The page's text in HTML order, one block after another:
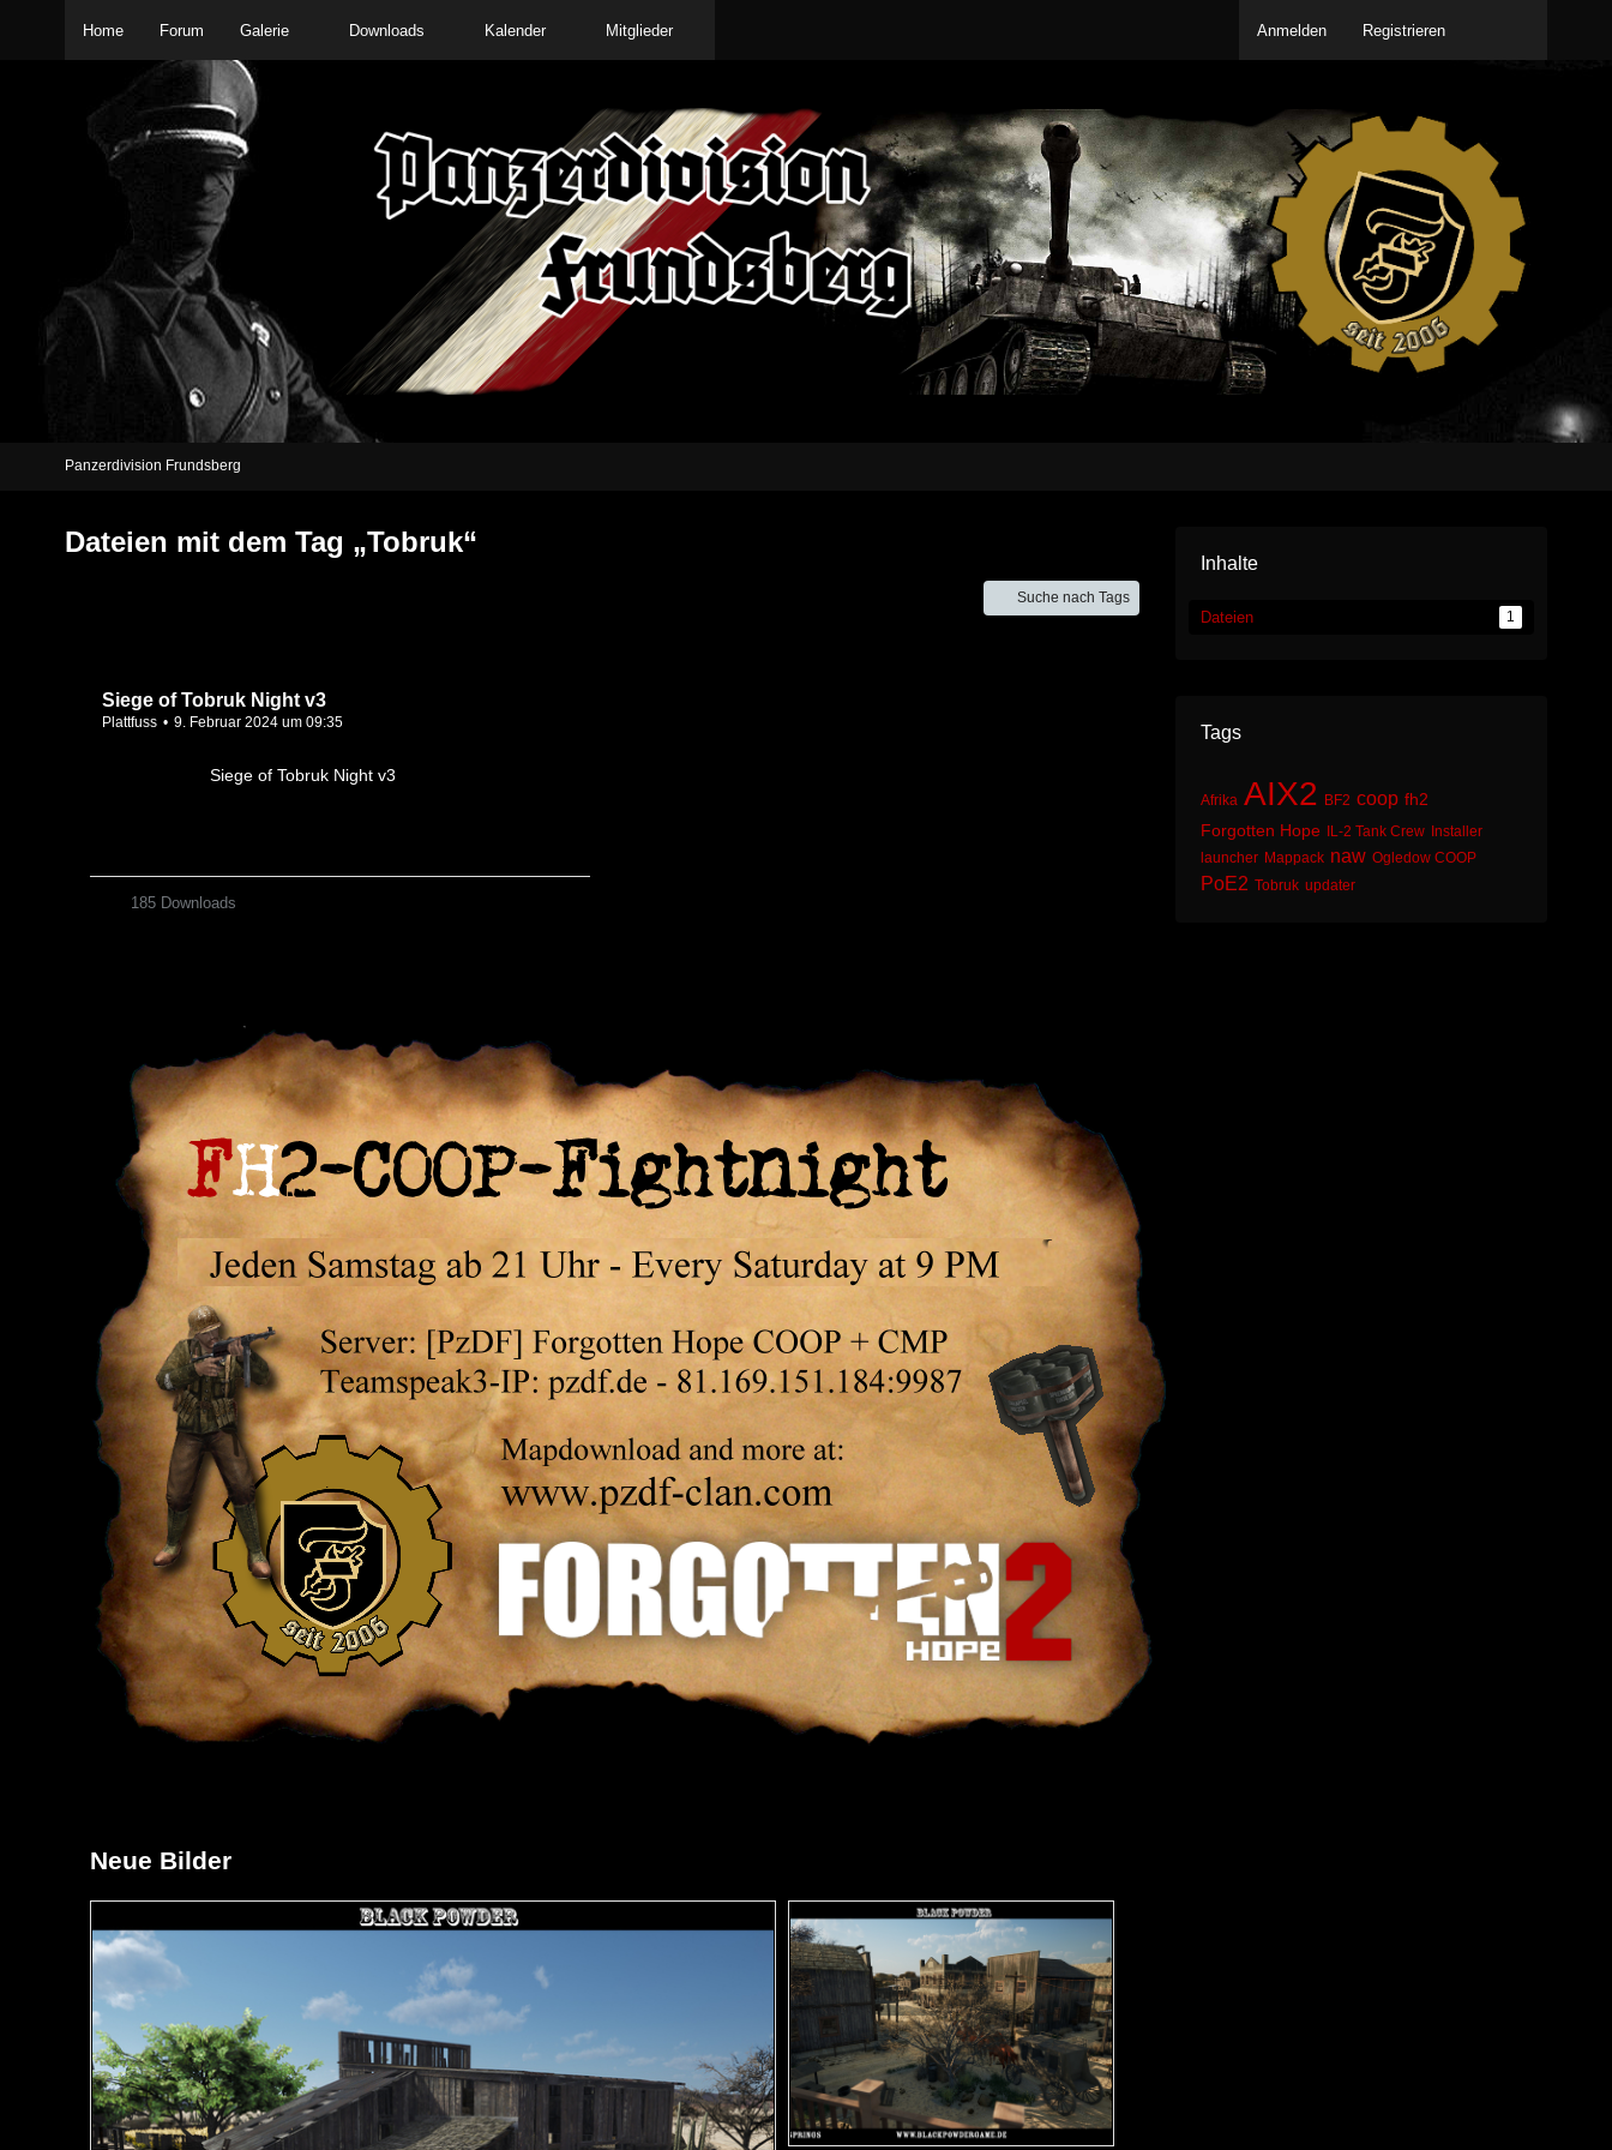
Home Forum Galerie Downloads Kalender Mitglieder Anmelden Registrieren
Panzerdivision Frundsberg
Dateien mit dem Tag „Tobruk“
Suche nach Tags
Siege of Tobruk Night v3
Plattfuss 9. Februar 2024 um 09:35
Siege of Tobruk Night v3
185 Downloads
Neue Bilder
Inhalte
Dateien 1
Tags
Afrika AIX2 BF2 coop fh2
Forgotten Hope IL-2 Tank Crew Installer
launcher Mappack naw Ogledow COOP
PoE2 Tobruk updater